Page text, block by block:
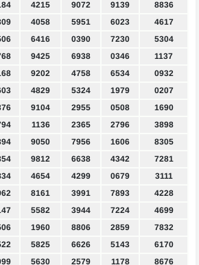
4215 9072 9139
8836
4058 5951 6023
4617
6416 0390 7230
5304
9425 6938 0346
1137
9202 4758 6534
0932
4829 5324 1979
0207
9104 2955 0508
1690
1136 2365 2796
3898
9050 7956 1606
8305
9812 6638 4342
7281
4654 4299 0679
3111
8161 3991 7893
4228
5582 3944 7224
4699
1960 8806 2859
7832
5825 6626 5143
6170
5630 2579 1178 8676